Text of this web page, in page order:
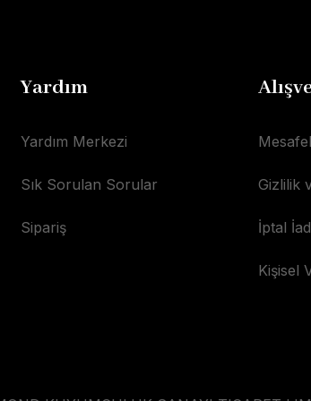
Yardım
Yardım Merkezi
Sık Sorulan Sorular
Sipariş
Gizlilik
İptal
Kişisel